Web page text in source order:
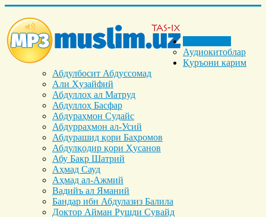
Аудиокитоблар
Қуръони карим
Абдулбосит Абдуссомад
Али Ҳузайфий
Абдуллоҳ ал Матруд
Абдуллоҳ Басфар
Абдураҳмон Судайс
Абдурраҳмон ал-Усий
Абдурашид қори Баҳромов
Абдулқодир қори Ҳусанов
Абу Бакр Шатрий
Аҳмад Сауд
Аҳмад ал-Ажмий
Вадийъ ал Яманий
Бандар ибн Абдулазиз Балила
Доктор Айман Рушди Сувайд